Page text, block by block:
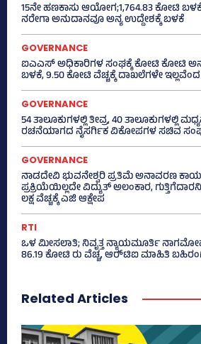
15ನೇ ಹಣಕಾಸು ಆಯೋಗ;1,764.83 ಕೋಟಿ
ನರೇಗಾ ಅನುದಾನವೂ ಅನ್ಯ ಉದ್ದೇಶಕ್ಕೆ ಬಳಕೆ
GOVERNANCE
ಐಎಎಸ್‌ ಅಧಿಕಾರಿಗಳ ಸಂಘಕ್ಕೆ ಕೋಟಿ ಕೋಟಿ
ಬಳಕೆ, 9.50 ಕೋಟಿ ವೆಚ್ಚಕ್ಕೆ ದಾಖಲೆಗಳೇ
GOVERNANCE
54 ತಾಲೂಕುಗಳಲ್ಲಿ ತೀವ್ರ, 40 ತಾಲೂಕುಗಳಲ್ಲಿ
ರಚನೆಯಾಗದ ನೈಸರ್ಗಿಕ ವಿಕೋಪಗಳ ಸಚಿವ
GOVERNANCE
ನಾಡದೇವಿ ಭುವನೇಶ್ವರಿ ಪ್ರತಿಮೆ ಅನಾವರಣ
ಪ್ರಕ್ರಿಯೆಯಿಲ್ಲದೇ ವಿದ್ಯುತ್‌ ಅಲಂಕಾರ,
ಲಕ್ಷ ವೆಚ್ಚಕ್ಕೆ ಎಜಿ ಆಕ್ಷೇಪ
RTI
ಒಳ ಮೀಸಲಾತಿ; ನಿವೃತ್ತ ನ್ಯಾಯಮೂರ್ತಿ
86.19 ಕೋಟಿ ರು ವೆಚ್ಚ, ಆರ್‍‌ಟಿಐ ಮಾಹಿತಿ
Related Articles